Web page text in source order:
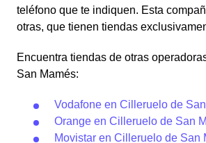
teléfono que te indiquen. Esta
otras, que tienen tiendas
Encuentra tiendas de otras
San Mamés:
Vodafone en Cilleruelo de
Orange en Cilleruelo de San
Movistar en Cilleruelo de San